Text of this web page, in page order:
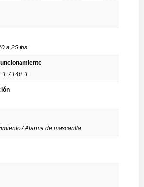
a 25 fps
/ 140 °F
/ Alarma de mascarilla